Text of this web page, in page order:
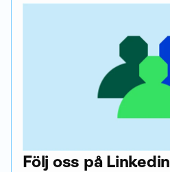
Följ oss på Linkedin